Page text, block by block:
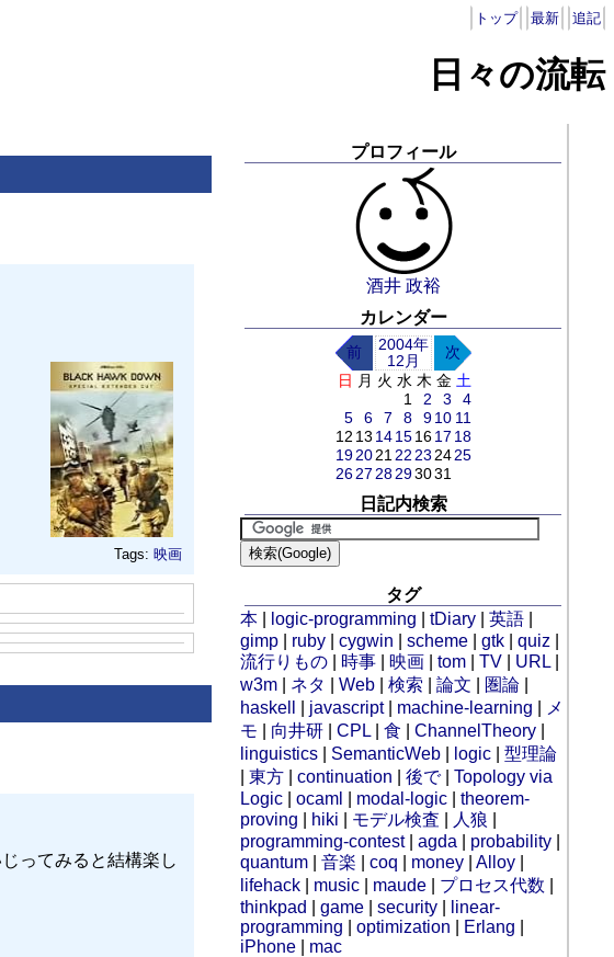
トップ 最新 追記
日々の流転
Tags: 映画
ってみると結構楽し
プロフィール
酒井 政裕
カレンダー
前
2004年
12月
次
日 月 火 水 木 金 土
1
2 3
4
5
6 7 8 9 10 11
12 13 14 15 16 17 18
19 20 21 22 23 24 25
26 27 28 293031
日記内検索
タグ
本
logic-programming |tDiary |英語
gimp
ruby |cygwin |scheme |gtk |quiz
流行りもの
時事 映画 |tom |TV URL
w3m
ネタ |Web |検索 |論文 圏論
haskell
javascript| machine-learning
メ
モ
向井研 |CPL |食 |ChannelTheory
linguistics
SemanticWeb logic |型理論
|東方 |continuation |後で|Topology via
Logic |ocaml modal-logic |theorem-
proving
hiki モデル検査 人狼
programming-contest|agda probability
quantum |音楽 |coq money |Alloy
lifehack
music maude プロセス代数
thinkpad
|game |security
linear-
programming |optimization Erlang
iPhone
mac